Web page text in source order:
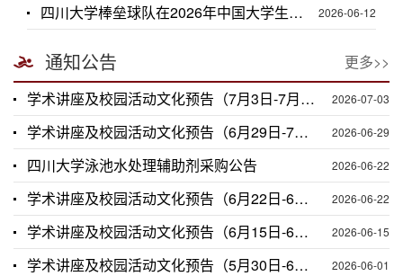
四川大学棒垒球队在2026年中国大学生五人制棒球、慢投垒球挑战赛中取得佳绩 2026-06-12
通知公告
更多>>
学术讲座及校园活动文化预告（7月3日-7月12日）
2026-07-03
学术讲座及校园活动文化预告（6月29日-7月5日） 2026-06-29
四川大学泳池水处理辅助剂采购公告 2026-06-22
学术讲座及校园活动文化预告（6月22日-6月28日） 2026-06-22
学术讲座及校园活动文化预告（6月15日-6月21日） 2026-06-15
学术讲座及校园活动文化预告（5月30日-6月7日） 2026-06-01